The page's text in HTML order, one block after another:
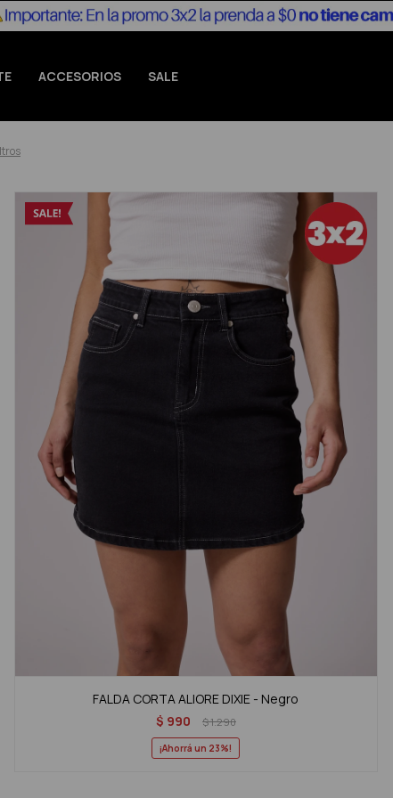
ACCESORIOS SALE
FALDA CORTA ALIORE DIXIE - Negro
$ 990 $1.290
23